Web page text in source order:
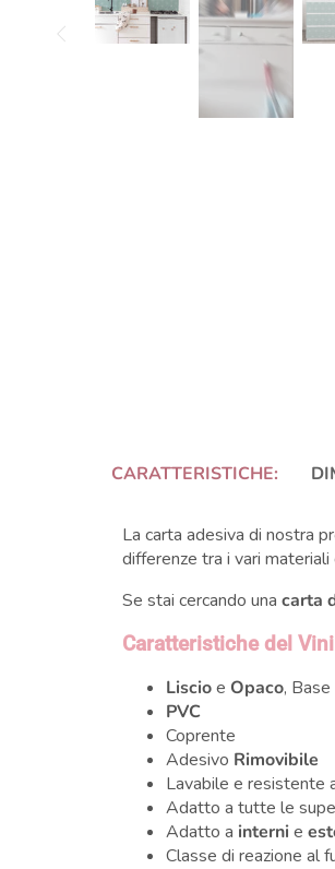
CARATTERISTICHE:
La carta adesiva di nostra
differenze tra i vari
Se stai cercando unacarta
Caratteristiche del
Liscioe Opaco, Base
PVC
Coprente
Adesivo Rimovibile
Lavabile e resistente
Adatto a tutte le
Adatto a internie
Classe di reazione al